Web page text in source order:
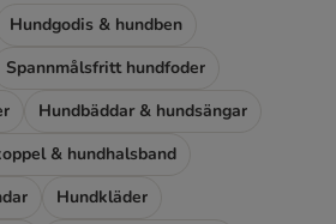
Hundgodis & hundben
Spannmålsfritt hundfoder
Hundbäddar & hundsängar
& hundhalsband
Hundkläder